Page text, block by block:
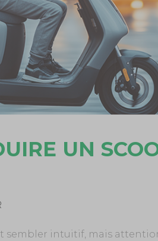
UN
sembler intuitif, mais